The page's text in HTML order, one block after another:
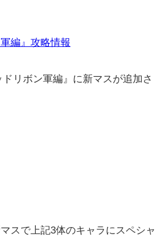
編』攻略情報
リボン軍編』に新マスが追加さ
スで上記3体のキャラにスペシャ